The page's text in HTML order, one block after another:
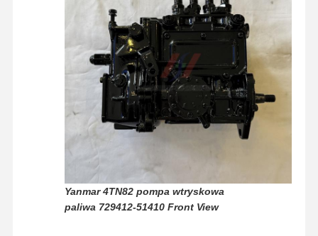
Produkty Pokaz VR O Nas
Wycieczka
Po Fabryce
Kontrola
Jakości
Skontaktuj
Się Z Nami
Aktualności
Sprawy
Yanmar 4TN82 pompa wtryskowa
paliwa 729412-51410 Front View